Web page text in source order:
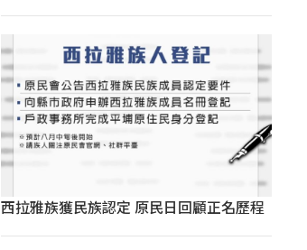
西拉雅族獲民族認定 原民日回顧正名歷程